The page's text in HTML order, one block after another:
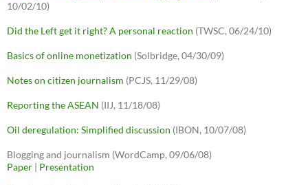
10/02/10)
Did the Left get it right? A personal reaction (TWSC, 06/24/10)
Basics of online monetization (Solbridge, 04/30/09)
Notes on citizen journalism (PCJS, 11/29/08)
Reporting the ASEAN (IIJ, 11/18/08)
Oil deregulation: Simplified discussion (IBON, 10/07/08)
Blogging and journalism (WordCamp, 09/06/08)
Paper | Presentation